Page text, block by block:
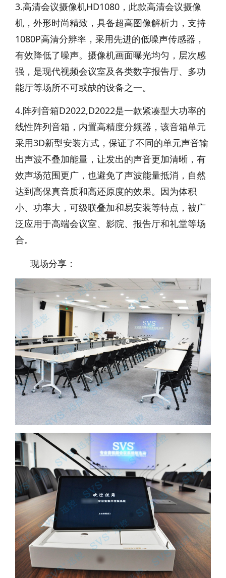
3.高清会议摄像机HD1080，此款高清会议摄像
机，外形时尚精致，具备超高图像解析力，支持
1080P高清分辨率，采用先进的低噪声传感器，
有效降低了噪声。摄像机画面曝光均匀，层次感
强，是现代视频会议室及各类数字报告厅、多功
能厅等场所不可或缺的设备之一。
4.阵列音箱D2022,D2022是一款紧凑型大功率的
线性阵列音箱，内置高精度分频器，该音箱单元
采用3D新型安装方式，保证了不同的单元声音输
出声波不叠加能量，让发出的声音更加清晰，有
效声场范围更广，也避免了声波能量抵消，自然
达到高保真音质和高还原度的效果。因为体积
小、功率大，可级联叠加和易安装等特点，被广
泛应用于高端会议室、影院、报告厅和礼堂等场
合。
现场分享：